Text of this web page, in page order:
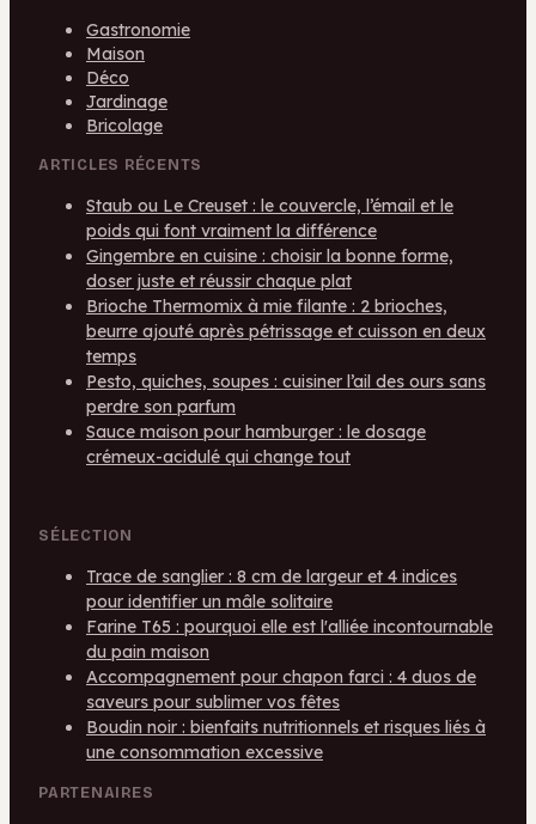
Gastronomie
Maison
Déco
Jardinage
Bricolage
ARTICLES RÉCENTS
Staub ou Le Creuset : le couvercle, l’émail et le
poids qui font vraiment la différence
Gingembre en cuisine : choisir la bonne forme,
doser juste et réussir chaque plat
Brioche Thermomix à mie filante : 2 brioches,
beurre ajouté après pétrissage et cuisson en deux
temps
Pesto, quiches, soupes : cuisiner l’ail des ours sans
perdre son parfum
Sauce maison pour hamburger : le dosage
crémeux-acidulé qui change tout
SÉLECTION
Trace de sanglier : 8 cm de largeur et 4 indices
pour identifier un mâle solitaire
Farine T65 : pourquoi elle est l'alliée incontournable
du pain maison
Accompagnement pour chapon farci : 4 duos de
saveurs pour sublimer vos fêtes
Boudin noir : bienfaits nutritionnels et risques liés à
une consommation excessive
PARTENAIRES